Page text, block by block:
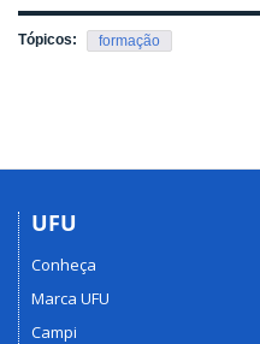
Tópicos: formação
UFU
Conheça
Marca UFU
Campi